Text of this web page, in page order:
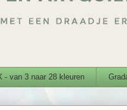
- van 3 naar 28 kleuren